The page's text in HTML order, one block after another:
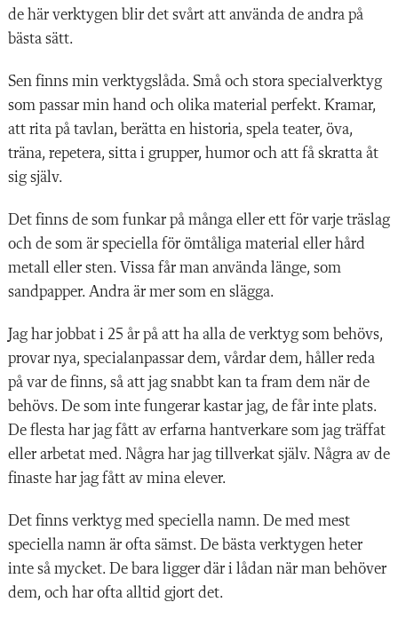
de här verktygen blir det svårt att använda de andra på
bästa sätt.
Sen finns min verktygslåda. Små och stora specialverktyg
som passar min hand och olika material perfekt. Kramar,
att rita på tavlan, berätta en historia, spela teater, öva,
träna, repetera, sitta i grupper, humor och att få skratta åt
sig själv.
Det finns de som funkar på många eller ett för varje träslag
och de som är speciella för ömtåliga material eller hård
metall eller sten. Vissa får man använda länge, som
sandpapper. Andra är mer som en slägga.
Jag har jobbat i 25 år på att ha alla de verktyg som behövs,
provar nya, specialanpassar dem, vårdar dem, håller reda
på var de finns, så att jag snabbt kan ta fram dem när de
behövs. De som inte fungerar kastar jag, de får inte plats.
De flesta har jag fått av erfarna hantverkare som jag träffat
eller arbetat med. Några har jag tillverkat själv. Några av de
finaste har jag fått av mina elever.
Det finns verktyg med speciella namn. De med mest
speciella namn är ofta sämst. De bästa verktygen heter
inte så mycket. De bara ligger där i lådan när man behöver
dem, och har ofta alltid gjort det.